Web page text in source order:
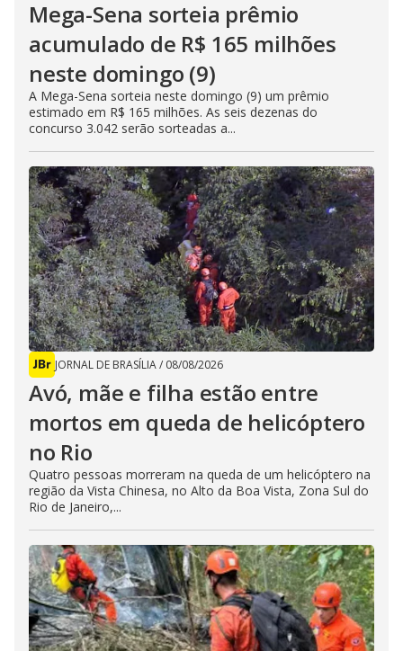
Mega-Sena sorteia prêmio
acumulado de R$ 165 milhões
neste domingo (9)
A Mega-Sena sorteia neste domingo (9) um prêmio
estimado em R$ 165 milhões. As seis dezenas do
concurso 3.042 serão sorteadas a...
JORNAL DE BRASÍLIA/ 08/08/2026
Avó, mãe e filha estão entre
mortos em queda de helicóptero
no Rio
Quatro pessoas morreram na queda de um helicóptero na
região da Vista Chinesa, no Alto da Boa Vista, Zona Sul do
Rio de Janeiro,...